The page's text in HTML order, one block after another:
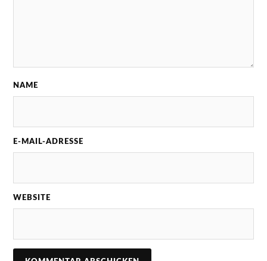
NAME
E-MAIL-ADRESSE
WEBSITE